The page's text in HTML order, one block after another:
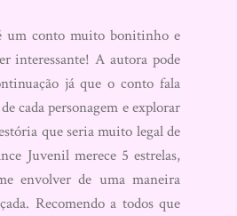
um conto muito bonitinho e
interessante! A autora pode
já que o conto fala
cada personagem e explorar
que seria muito legal de
Juvenil merece 5 estrelas,
envolver de uma maneira
Recomendo a todos que